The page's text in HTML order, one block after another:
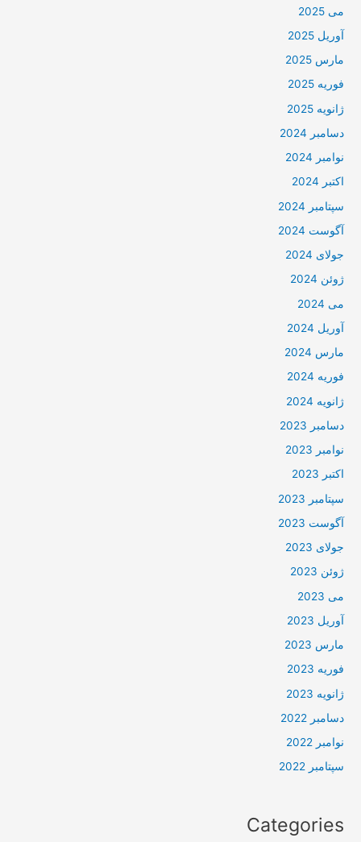
می 2025
آوریل 2025
مارس 2025
فوریه 2025
ژانویه 2025
دسامبر 2024
نوامبر 2024
اکتبر 2024
سپتامبر 2024
آگوست 2024
جولای 2024
ژوئن 2024
می 2024
آوریل 2024
مارس 2024
فوریه 2024
ژانویه 2024
دسامبر 2023
نوامبر 2023
اکتبر 2023
سپتامبر 2023
آگوست 2023
جولای 2023
ژوئن 2023
می 2023
آوریل 2023
مارس 2023
فوریه 2023
ژانویه 2023
دسامبر 2022
نوامبر 2022
سپتامبر 2022
Categories